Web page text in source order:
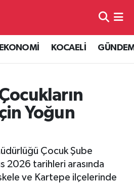
EKONOMİ KOCAELİ
Yoğun
Çocuk Şube
2026 tarihleri arasında
ve Kartepe ilçelerinde
Haritası